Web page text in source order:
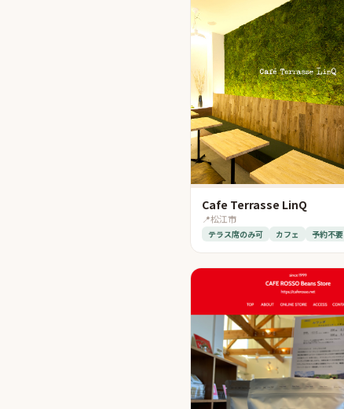
Cafe Terrasse LinQ
📍松江市
テラス席のみ可 カフェ 予約不要